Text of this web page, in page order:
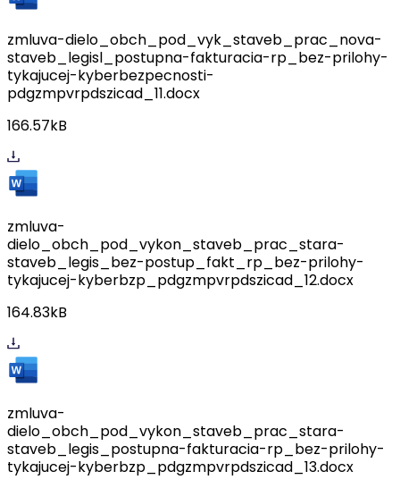
zmluva-dielo_obch_pod_vyk_staveb_prac_nova-
staveb_legisl_postupna-fakturacia-rp_bez-prilohy-
tykajucej-kyberbezpecnosti-
pdgzmpvrpdszicad_11.docx
166.57kB
zmluva-
dielo_obch_pod_vykon_staveb_prac_stara-
staveb_legis_bez-postup_fakt_rp_bez-prilohy-
tykajucej-kyberbzp_pdgzmpvrpdszicad_12.docx
164.83kB
zmluva-
dielo_obch_pod_vykon_staveb_prac_stara-
staveb_legis_postupna-fakturacia-rp_bez-prilohy-
tykajucej-kyberbzp_pdgzmpvrpdszicad_13.docx